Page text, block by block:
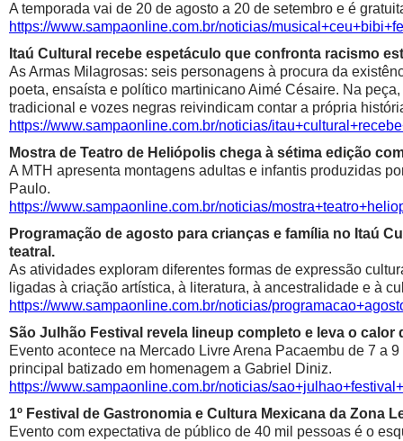
A temporada vai de 20 de agosto a 20 de setembro e é
https://www.sampaonline.com.br/noticias/
Itaú Cultural recebe espetáculo que confronta racismo
As Armas Milagrosas: seis personagens à procura da
poeta, ensaísta e político martinicano Aimé Césaire. Na
tradicional e vozes negras reivindicam contar a própria
https://www.sampaonline.com.br/noticias/
Mostra de Teatro de Heliópolis chega à sétima edição
A MTH apresenta montagens adultas e infantis produzidas
Paulo.
https://www.sampaonline.com.br/noticias/
Programação de agosto para crianças e família no Itaú
teatral.
As atividades exploram diferentes formas de expressão
ligadas à criação artística, à literatura, à ancestralidade e à
https://www.sampaonline.com.br/noticias/
São Julhão Festival revela lineup completo e leva o calor
Evento acontece na Mercado Livre Arena Pacaembu de 7 a
principal batizado em homenagem a Gabriel Diniz.
https://www.sampaonline.com.br/noticias/
1º Festival de Gastronomia e Cultura Mexicana da Zona
Evento com expectativa de público de 40 mil pessoas é o